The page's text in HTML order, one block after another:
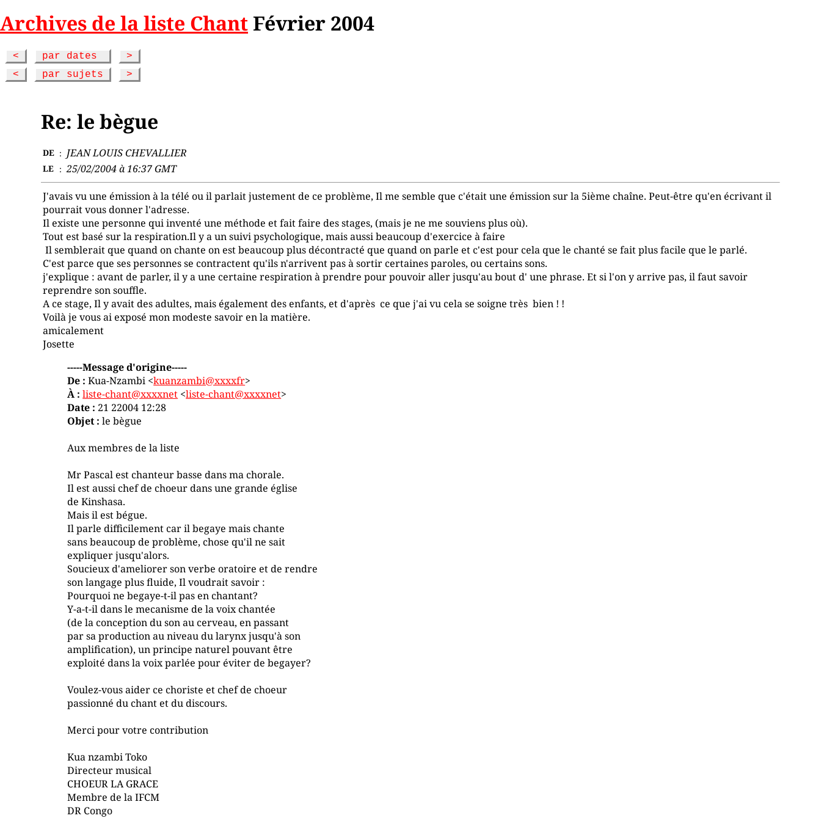
Archives de la liste ChantFévrier 2004
< par dates
>
<
par sujets >
Re: le bègue
DE : JEAN LOUIS CHEVALLIER
LE : 25/02/2004 à 16:37 GMT
J'avais vu une émission à la télé ou il parlait justement de ce problème, Il me semble que c'était une émission sur la 5ième chaîne. Peut-être qu'en écrivant il
pourrait vous donner l'adresse.
Il existe une personne qui inventé une méthode et fait faire des stages, (mais je ne me souviens plus où).
Tout est basé sur la respiration.Il y a un suivi psychologique, mais aussi beaucoup d'exercice à faire
Il semblerait que quand on chante on est beaucoup plus décontracté que quand on parle et c'est pour cela que le chanté se fait plus facile que le parlé.
C'est parce que ses personnes se contractent qu'ils n'arrivent pas à sortir certaines paroles, ou certains sons.
j'explique : avant de parler, il y a une certaine respiration à prendre pour pouvoir aller jusqu'au bout d' une phrase. Et si l'on y arrive pas, il faut savoir
reprendre son souffle.
A ce stage, Il y avait des adultes, mais également des enfants, et d'après ce que j'ai vu cela se soigne très bien ! !
Voilà je vous ai exposé mon modeste savoir en la matière.
amicalement
Josette
-----Message d'origine-----
De :Kua-Nzambi <kuanzambi@xxxxfr>
À :liste-chant@xxxxnet <liste-chant@xxxxnet>
Date : 21 22004 12:28
Objet :le bègue
Aux membres de la liste
Mr Pascal est chanteur basse dans ma chorale.
Il est aussi chef de choeur dans une grande église
de Kinshasa.
Mais il est bégue.
Il parle difficilement car il begaye mais chante
sans beaucoup de problème, chose qu'il ne sait
expliquer jusqu'alors.
Soucieux d'ameliorer son verbe oratoire et de rendre
son langage plus fluide, Il voudrait savoir :
Pourquoi ne begaye-t-il pas en chantant?
Y-a-t-il dans le mecanisme de la voix chantée
(de la conception du son au cerveau, en passant
par sa production au niveau du larynx jusqu'à son
amplification), un principe naturel pouvant être
exploité dans la voix parlée pour éviter de begayer?
Voulez-vous aider ce choriste et chef de choeur
passionné du chant et du discours.
Merci pour votre contribution
Kua nzambi Toko
Directeur musical
CHOEUR LA GRACE
Membre de la IFCM
DR Congo